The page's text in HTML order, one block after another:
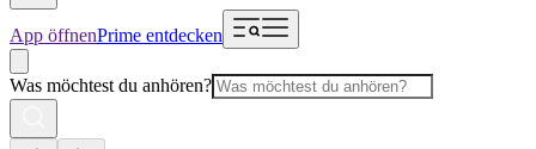
App öffnenPrime entdecken
Was möchtest du anhören?